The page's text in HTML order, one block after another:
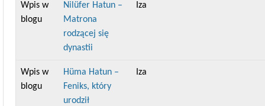
Wpis w
blogu
Nilüfer Hatun –
Matrona
rodzącej się
dynastii
Iza
Wpis w
blogu
Hüma Hatun –
Feniks, który
urodził
Iza